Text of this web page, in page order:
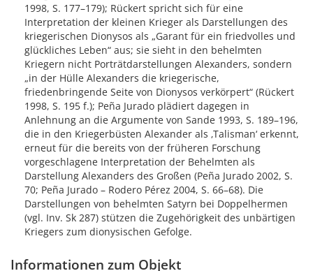
1998, S. 177–179); Rückert spricht sich für eine
Interpretation der kleinen Krieger als Darstellungen des
kriegerischen Dionysos als „Garant für ein friedvolles und
glückliches Leben“ aus; sie sieht in den behelmten
Kriegern nicht Porträtdarstellungen Alexanders, sondern
„in der Hülle Alexanders die kriegerische,
friedenbringende Seite von Dionysos verkörpert“ (Rückert
1998, S. 195 f.); Peña Jurado plädiert dagegen in
Anlehnung an die Argumente von Sande 1993, S. 189–196,
die in den Kriegerbüsten Alexander als ‚Talisman‘ erkennt,
erneut für die bereits von der früheren Forschung
vorgeschlagene Interpretation der Behelmten als
Darstellung Alexanders des Großen (Peña Jurado 2002, S.
70; Peña Jurado – Rodero Pérez 2004, S. 66–68). Die
Darstellungen von behelmten Satyrn bei Doppelhermen
(vgl. Inv. Sk 287) stützen die Zugehörigkeit des unbärtigen
Kriegers zum dionysischen Gefolge.
Informationen zum Objekt